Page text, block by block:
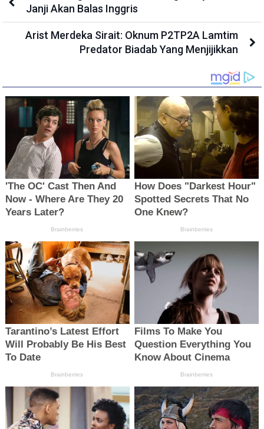
Janji Akan Balas Inggris
Arist Merdeka Sirait: Oknum P2TP2A Lamtim
Predator Biadab Yang Menjijikkan